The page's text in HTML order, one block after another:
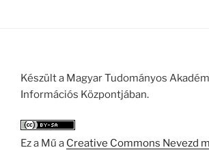
Készült a Magyar Tudományos
Információs Központjában.
Ez a Mű a Creative Commons Nevezd